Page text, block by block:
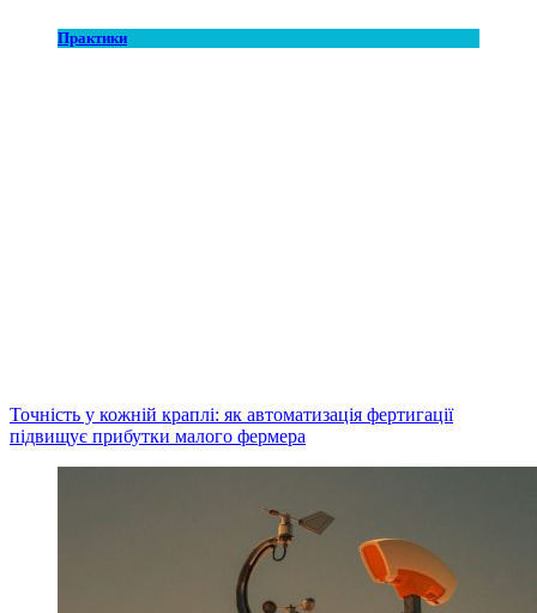
Практики
Точність у кожній краплі: як автоматизація фертигації
підвищує прибутки малого фермера